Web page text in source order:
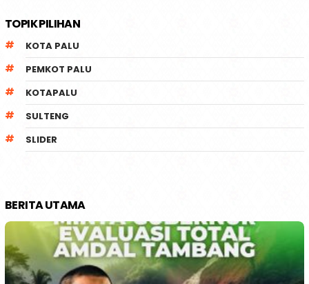
TOPIK PILIHAN
KOTA PALU
PEMKOT PALU
KOTAPALU
SULTENG
SLIDER
BERITA UTAMA